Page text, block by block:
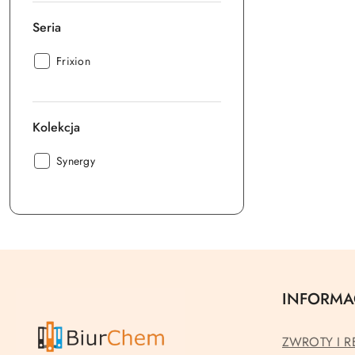
Seria
Seria:
Frixion
Kolekcja
Kolekcja:
Synergy
ZWROTY I